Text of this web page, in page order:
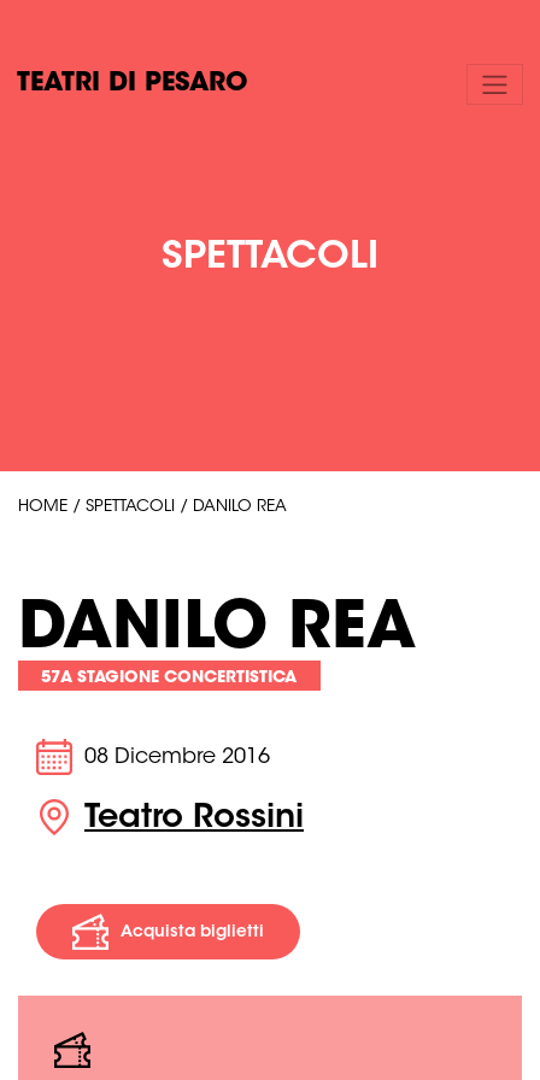
TEATRI DI PESARO
SPETTACOLI
HOME / SPETTACOLI / DANILO REA
DANILO REA
57A STAGIONE CONCERTISTICA
08 Dicembre 2016
Teatro Rossini
Acquista biglietti